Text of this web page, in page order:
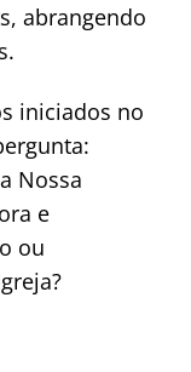
abrangendo
iniciados no
Nossa
e
ou